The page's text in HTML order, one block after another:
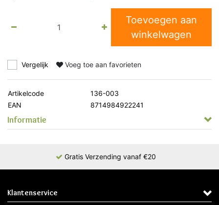
Toevoegen aan
winkelwagen
Vergelijk Voeg toe aan favorieten
Artikelcode
136-003
EAN
8714984922241
Informatie
Gratis Verzending vanaf €20
Klantenservice